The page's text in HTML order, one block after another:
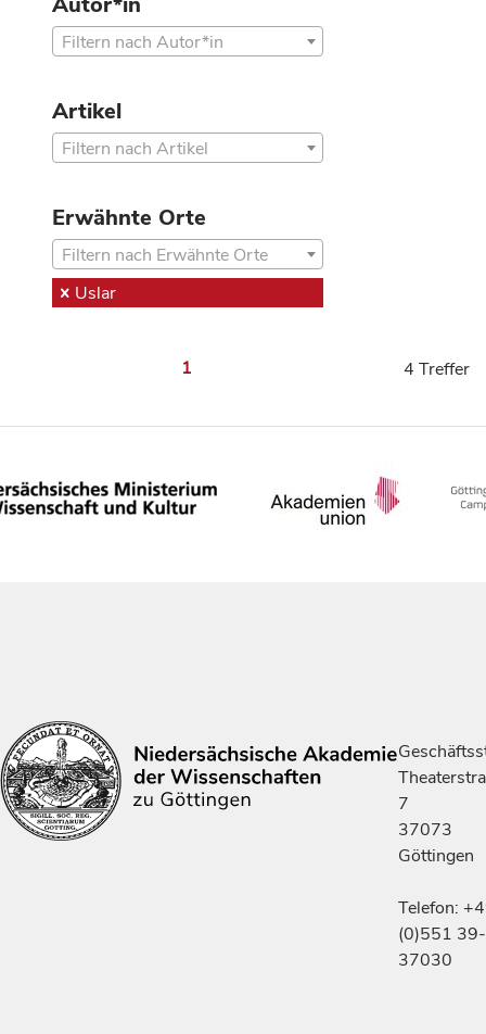
Filtern nach Autor*in
Artikel
Filtern nach Artikel
Erwähnte Orte
Filtern nach Erwähnte Orte
Uslar
1 4 Treffer
7
37073
Göttingen
Telefon:
(0)551 39-
37030